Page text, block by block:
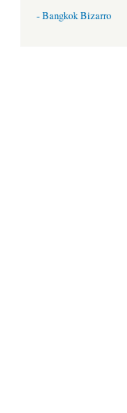
- Bangkok Bizarro